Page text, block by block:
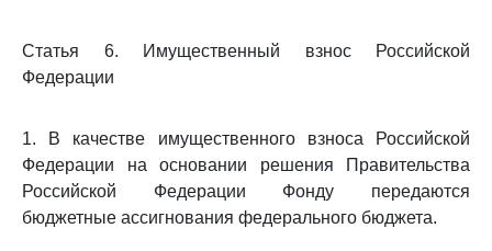
Статья 6. Имущественный взнос Российской
Федерации
1. В качестве имущественного взноса Российской
Федерации на основании решения Правительства
Российской Федерации Фонду передаются
бюджетные ассигнования федерального бюджета.